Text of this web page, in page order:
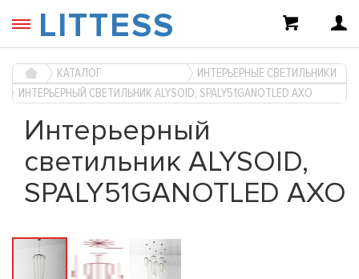
LITTESS
КАТАЛОГ
ИНТЕРЬЕРНЫЕ СВЕТИЛЬНИКИ
ИНТЕРЬЕРНЫЙ СВЕТИЛЬНИК ALYSOID, SPALY51GANOTLED AXO
Интерьерный
светильник ALYSOID,
SPALY51GANOTLED AXO